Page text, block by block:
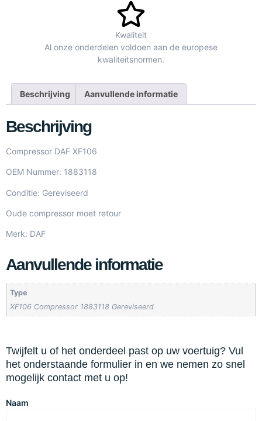
Kwaliteit
Al onze onderdelen voldoen aan de europese
kwaliteitsnormen.
Beschrijving Aanvullende informatie
Beschrijving
Compressor DAF XF106
OEM Nummer: 1883118
Conditie: Gereviseerd
Oude compressor moet retour
Merk: DAF
Aanvullende informatie
Type
XF106 Compressor 1883118 Gereviseerd
Twijfelt u of het onderdeel past op uw voertuig? Vul
het onderstaande formulier in en we nemen zo snel
mogelijk contact met u op!
Naam